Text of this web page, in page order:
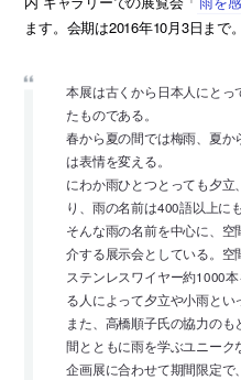
ます。会期は2016年10月3日まで。
本展は古くから日本人にとっ
たものである。
春から夏の間では梅雨、夏
は表情を変える。
にわか雨ひとつとっても夕
り、雨の名前は400語以上に
そんな雨の名前を中心に、
介する展示会としている。空
ステンレスワイヤー約1000
る人によって夕立や小雨とい
また、高橋順子氏の協力の
間とともに雨を学ぶユニーク
企画展に合わせて期間限定で